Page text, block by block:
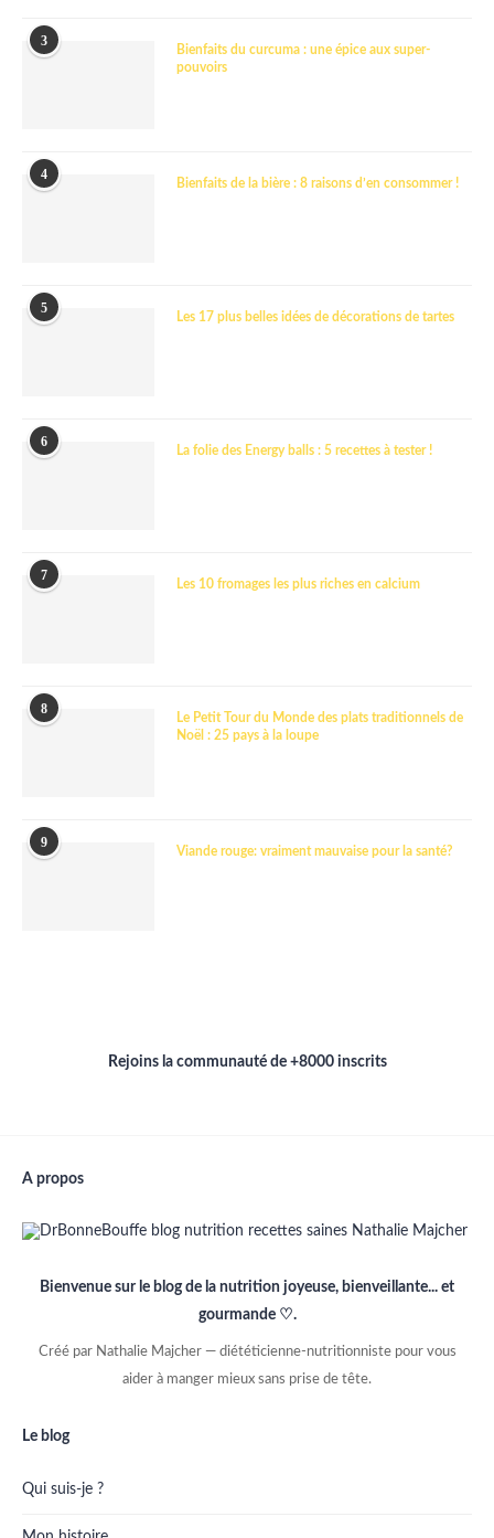
3
Bienfaits du curcuma : une épice aux super-
pouvoirs
4
Bienfaits de la bière : 8 raisons d’en consommer !
5
Les 17 plus belles idées de décorations de tartes
6
La folie des Energy balls : 5 recettes à tester !
7
Les 10 fromages les plus riches en calcium
8
Le Petit Tour du Monde des plats traditionnels de
Noël : 25 pays à la loupe
9
Viande rouge: vraiment mauvaise pour la santé?
Rejoins la communauté de +8000 inscrits
A propos
Bienvenue sur le blog de la nutrition joyeuse, bienveillante... et
gourmande ♡.
Créé par Nathalie Majcher — diététicienne-nutritionniste pour vous
aider à manger mieux sans prise de tête.
Le blog
Qui suis-je ?